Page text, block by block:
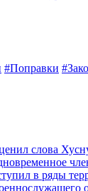
#Поправки
слова
в ряды